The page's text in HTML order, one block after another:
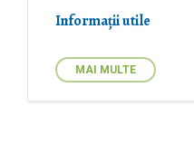
Informații utile
MAI MULTE